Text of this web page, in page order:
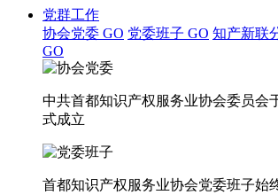
党群工作
协会党委 GO 党委班子 GO 知产新联
GO
中共首都知识产权服务业协会委员会
式成立
首都知识产权服务业协会党委班子始